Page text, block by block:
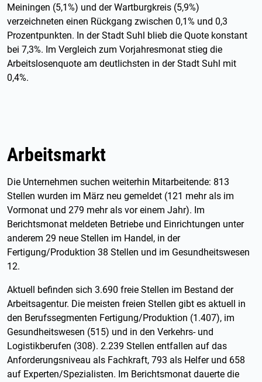
Meiningen (5,1%) und der Wartburgkreis (5,9%)
verzeichneten einen Rückgang zwischen 0,1% und 0,3
Prozentpunkten. In der Stadt Suhl blieb die Quote konstant
bei 7,3%. Im Vergleich zum Vorjahresmonat stieg die
Arbeitslosenquote am deutlichsten in der Stadt Suhl mit
0,4%.
Arbeitsmarkt
Die Unternehmen suchen weiterhin Mitarbeitende: 813
Stellen wurden im März neu gemeldet (121 mehr als im
Vormonat und 279 mehr als vor einem Jahr). Im
Berichtsmonat meldeten Betriebe und Einrichtungen unter
anderem 29 neue Stellen im Handel, in der
Fertigung/Produktion 38 Stellen und im Gesundheitswesen
12.
Aktuell befinden sich 3.690 freie Stellen im Bestand der
Arbeitsagentur. Die meisten freien Stellen gibt es aktuell in
den Berufssegmenten Fertigung/Produktion (1.407), im
Gesundheitswesen (515) und in den Verkehrs- und
Logistikberufen (308). 2.239 Stellen entfallen auf das
Anforderungsniveau als Fachkraft, 793 als Helfer und 658
auf Experten/Spezialisten. Im Berichtsmonat dauerte die